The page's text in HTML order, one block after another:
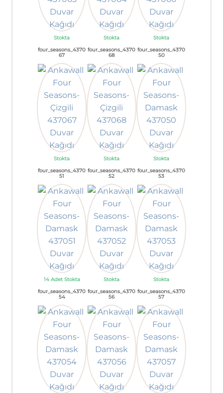
Stokta Stokta
Stokta
four_seasons_4370
67
Stokta
four_seasons_4370
68
Stokta
four_seasons_4370
50
Stokta
four_seasons_4370
51
14 Adet Stokta
four_seasons_4370
52
Stokta
four_seasons_4370
53
Stokta
four_seasons_4370
54
four_seasons_4370
56
four_seasons_4370
57